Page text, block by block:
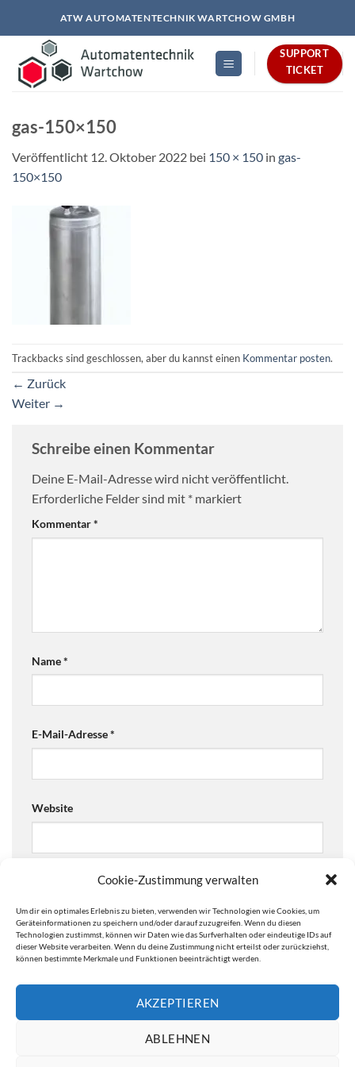
Cookie-Zustimmung verwalten
Um dir ein optimales Erlebnis zu bieten, verwenden wir Technologien wie Cookies, um
Geräteinformationen zu speichern und/oder darauf zuzugreifen. Wenn du diesen
Technologien zustimmst, können wir Daten wie das Surfverhalten oder eindeutige IDs auf
dieser Website verarbeiten. Wenn du deine Zustimmung nicht erteilst oder zurückziehst,
können bestimmte Merkmale und Funktionen beeinträchtigt werden.
AKZEPTIEREN
ABLEHNEN
springen
ATW AUTOMATENTECHNIK WARTCHOW GMBH
SUPPORT
TICKET
gas-150×150
Veröffentlicht 12. Oktober 2022 bei 150 × 150 in gas-
150×150
Trackbacks sind geschlossen, aber du kannst einen Kommentar posten.
← Zurück
Weiter →
Schreibe einen Kommentar
Deine E-Mail-Adresse wird nicht veröffentlicht.
Erforderliche Felder sind mit * markiert
Kommentar*
Name*
E-Mail-Adresse*
Website
Ja, füge mich zu der Mailingliste hinzu!
Are you human? Please solve: